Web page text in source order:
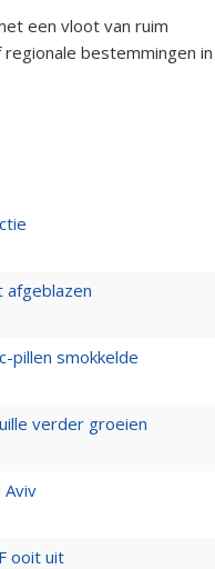
een vloot van ruim
bestemmingen in
afgeblazen
pillen smokkelde
verder groeien
Aviv
ooit uit